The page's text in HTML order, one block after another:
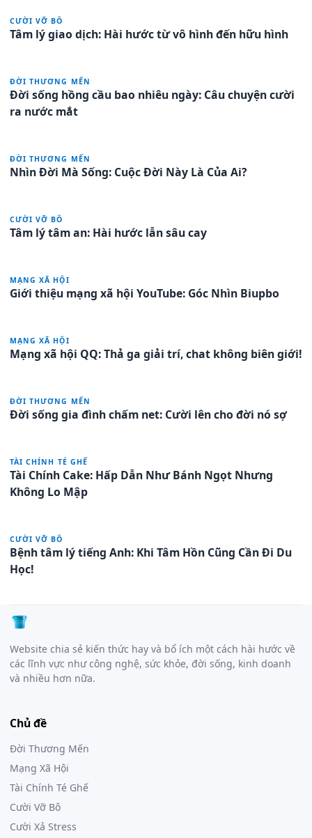
CƯỜI VỠ BÔ
Tâm lý giao dịch: Hài hước từ vô hình đến hữu hình
ĐỜI THƯƠNG MẾN
Đời sống hồng cầu bao nhiêu ngày: Câu chuyện cười
ra nước mắt
ĐỜI THƯƠNG MẾN
Nhìn Đời Mà Sống: Cuộc Đời Này Là Của Ai?
CƯỜI VỠ BÔ
Tâm lý tâm an: Hài hước lẫn sâu cay
MẠNG XÃ HỘI
Giới thiệu mạng xã hội YouTube: Góc Nhìn Biupbo
MẠNG XÃ HỘI
Mạng xã hội QQ: Thả ga giải trí, chat không biên giới!
ĐỜI THƯƠNG MẾN
Đời sống gia đình chấm net: Cười lên cho đời nó sợ
TÀI CHÍNH TÉ GHẾ
Tài Chính Cake: Hấp Dẫn Như Bánh Ngọt Nhưng
Không Lo Mập
CƯỜI VỠ BÔ
Bệnh tâm lý tiếng Anh: Khi Tâm Hồn Cũng Cần Đi Du
Học!
Website chia sẻ kiến thức hay và bổ ích một cách hài hước về
các lĩnh vực như công nghệ, sức khỏe, đời sống, kinh doanh
và nhiều hơn nữa.
Chủ đề
Đời Thương Mến
Mạng Xã Hội
Tài Chính Té Ghế
Cười Vỡ Bô
Cười Xả Stress